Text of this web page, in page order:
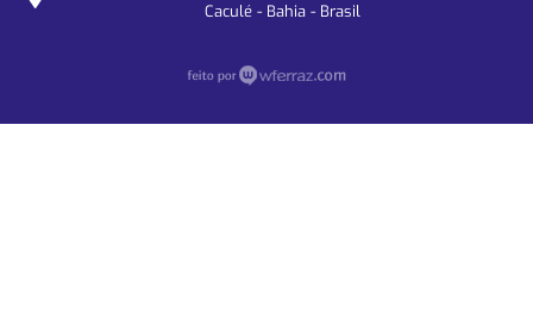
Caculé - Bahia - Brasil